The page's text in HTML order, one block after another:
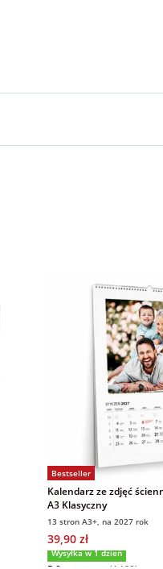
Bestseller
Kalendarz ze zdjęć
A3 Klasyczny
13 stron A3+, na 2027 rok
39,90 zł
Wysyłka w 1 dzień